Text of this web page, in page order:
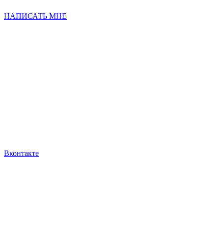
НАПИСАТЬ МНЕ
Вконтакте